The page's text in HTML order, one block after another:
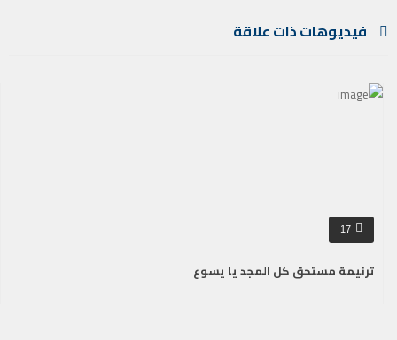
فيديوهات ذات علاقة
17
ترنيمة مستحق كل المجد يا يسوع